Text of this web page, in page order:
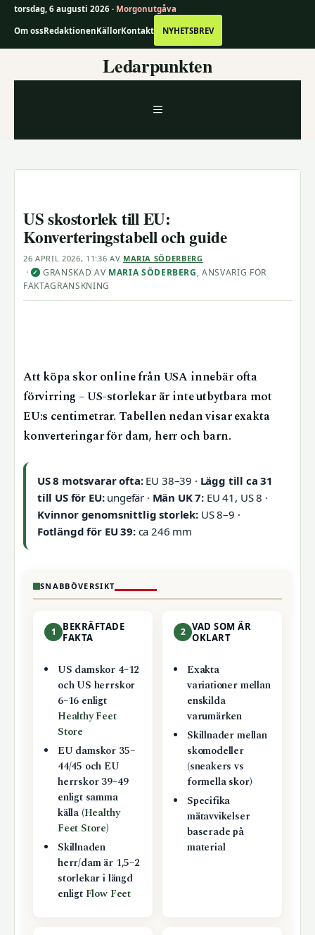
torsdag, 6 augusti 2026 · Morgonutgåva
Om ossRedaktionenKällorKontakt NYHETSBREV
Ledarpunkten
MENY
US skostorlek till EU:
Konverteringstabell och guide
26 APRIL 2026, 11:36 AV MARIA SÖDERBERG
· ✓ GRANSKAD AV MARIA SÖDERBERG, ANSVARIG FÖR
FAKTAGRANSKNING
Att köpa skor online från USA innebär ofta
förvirring – US-storlekar är inte utbytbara mot
EU:s centimetrar. Tabellen nedan visar exakta
konverteringar för dam, herr och barn.
US 8 motsvarar ofta:EU 38–39 · Lägg till ca 31
till US för EU:ungefär · Män UK 7: EU 41, US 8 ·
Kvinnor genomsnittlig storlek:US 8–9 ·
Fotlängd för EU 39:ca 246 mm
SNABBÖVERSIKT
1
BEKRÄFTADE
FAKTA
US damskor 4–12
och US herrskor
6–16 enligt
Healthy Feet
Store
EU damskor 35–
44/45 och EU
herrskor 39–49
enligt samma
källa (Healthy
Feet Store)
Skillnaden
herr/dam är 1,5–2
storlekar i längd
enligt Flow Feet
2 VAD SOM ÄR
OKLART
Exakta
variationer mellan
enskilda
varumärken
Skillnader mellan
skomodeller
(sneakers vs
formella skor)
Specifika
mätavvikelser
baserade på
material